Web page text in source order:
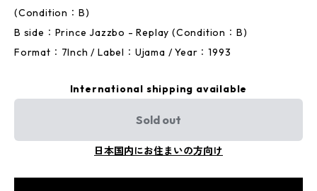
(Condition：B)
B side：Prince Jazzbo - Replay (Condition：B)
Format：7Inch / Label：Ujama / Year：1993
International shipping available
Sold out
日本国内にお住まいの方向け